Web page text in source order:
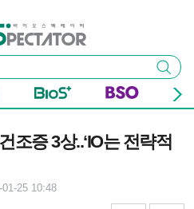
이터
검색
조증 3상..‘IO는 전략적
25 10:48